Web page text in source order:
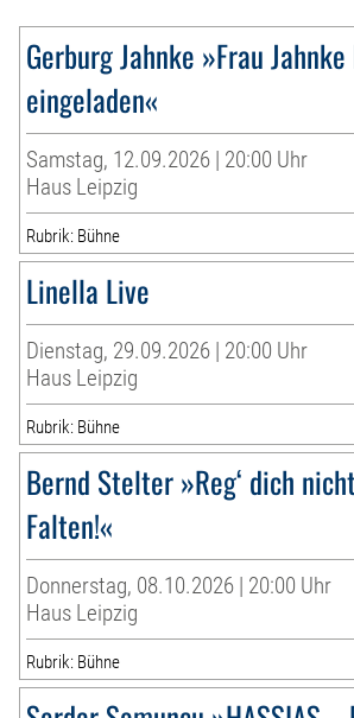
Gerburg Jahnke »Frau
eingeladen«
Samstag, 12.09.2026 | 20:00 Uhr
Haus Leipzig
Rubrik: Bühne
Linella Live
Dienstag, 29.09.2026 | 20:00 Uhr
Haus Leipzig
Rubrik: Bühne
Bernd Stelter »Reg‘ dich
Falten!«
Donnerstag, 08.10.2026 | 20:00 Uhr
Haus Leipzig
Rubrik: Bühne